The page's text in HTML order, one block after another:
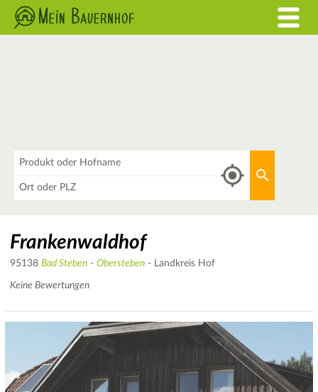
Frankenwaldhof
95138 Bad Steben - Obersteben - Landkreis Hof
Keine Bewertungen